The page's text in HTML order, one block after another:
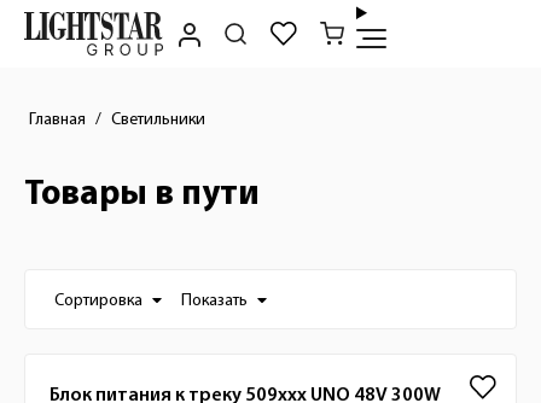
Главная Светильники
Товары в пути
Настройки отображения списка
Сортировка Показать
Блок питания к треку 509ххх UNO 48V 300W